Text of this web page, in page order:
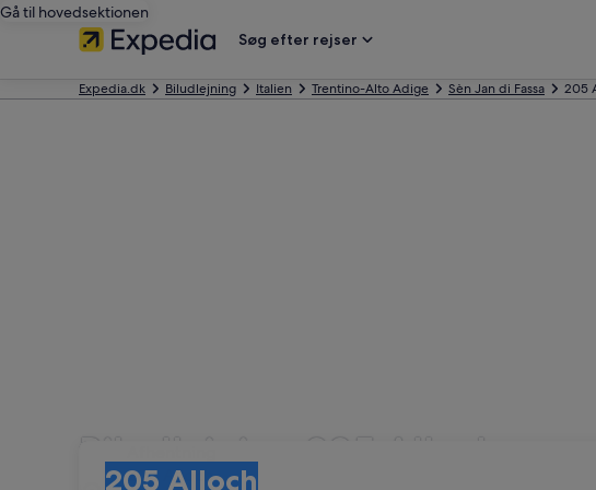
Gå til hovedsektionen
Søg efter rejser
Expedia.dk Biludlejning Italien Trentino-Alto Adige Sèn Jan di Fassa 205
Biludlejning 205 Alloch
205 Alloch